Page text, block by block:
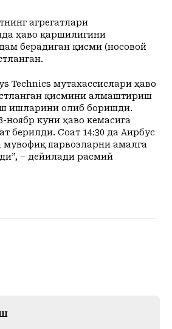
агрегатлари
ҳаво қаршилигини
берадиган қисми (носовой
Technics мутахассислари ҳаво
қисмини алмаштириш
ишларини олиб боришди.
куни ҳаво кемасига
берилди. Соат 14:30 да Аирбус
мувофиқ парвозларни амалга
– дейилади расмий